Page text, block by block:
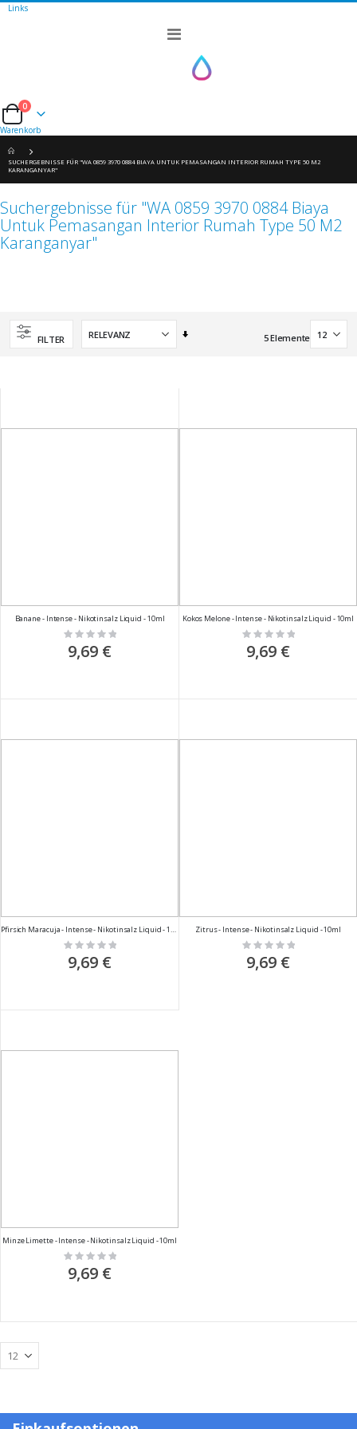
Links
Navigation
Cart
0
Warenkorb
SUCHERGEBNISSE FÜR "WA 0859 3970 0884 BIAYA UNTUK PEMASANGAN INTERIOR RUMAH TYPE 50 M2
KARANGANYAR"
Suchergebnisse für "WA 0859 3970 0884 Biaya
Untuk Pemasangan Interior Rumah Type 50 M2
Karanganyar"
FILTER
Aufsteigend
5Elemente
Banane - Intense - Nikotinsalz Liquid - 10ml
Rating:
0%
9,69 €
Kokos Melone - Intense - Nikotinsalz Liquid - 10ml
Rating:
0%
9,69 €
Pfirsich Maracuja - Intense - Nikotinsalz Liquid - 10ml
Rating:
0%
9,69 €
Zitrus - Intense - Nikotinsalz Liquid - 10ml
Rating:
0%
9,69 €
Minze Limette - Intense - Nikotinsalz Liquid - 10ml
Rating:
9,69 €